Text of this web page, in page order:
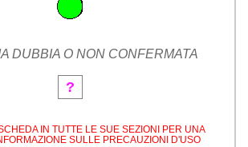
DUBBIA O NON CONFERMATA
?
IN TUTTE LE SUE SEZIONI PER UNA
SULLE PRECAUZIONI D'USO